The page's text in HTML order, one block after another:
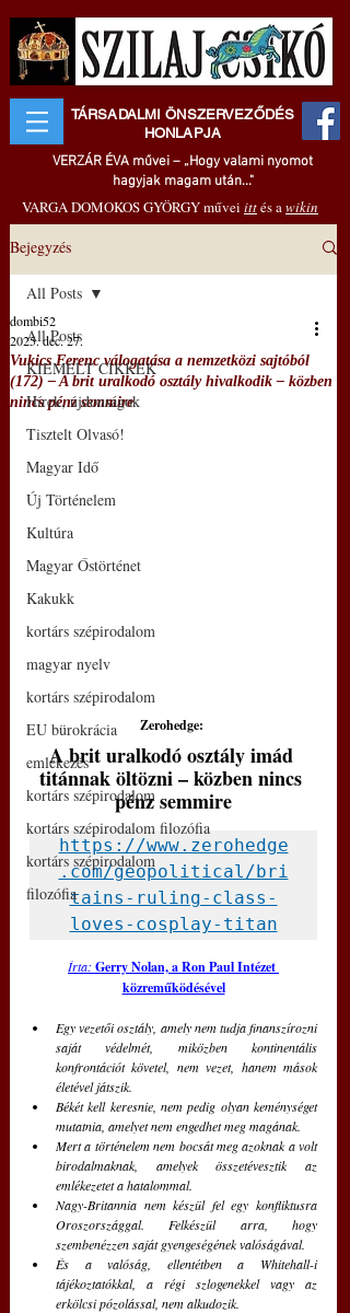
TÁRSADALMI ÖNSZERVEZŐDÉS
HONLAPJA
VERZÁR ÉVA művei – „Hogy valami nyomot
hagyjak magam után..."
VARGA DOMOKOS GYÖRGY művei ittés awikin
Bejegyzés
All Posts
KIEMELT CIKKEK
Hírek, újdonságok
Tisztelt Olvasó!
Magyar Idő
Új Történelem
Kultúra
Magyar Őstörténet
Kakukk
kortárs szépirodalom
magyar nyelv
kortárs szépirodalom
EU bürokrácia
emlékezés
kortárs szépirodalom
kortárs szépirodalom filozófia
kortárs szépirodalom
filozófia
All Posts
Vukics Ferenc válogatása a nemzetközi sajtóból
(172) – A brit uralkodó osztály hivalkodik – közben
nincs pénz semmire
dombi52
2025. dec. 27.
Zerohedge:
A brit uralkodó osztály imád
titánnak öltözni – közben nincs
pénz semmire
https://www.zerohedge
.com/geopolitical/bri
tains-ruling-class-
loves-cosplay-titan
Írta: Gerry Nolan, a Ron Paul Intézet
közreműködésével
Egy vezetői osztály, amely nem tudja finanszírozni
saját védelmét, miközben kontinentális
konfrontációt követel, nem vezet, hanem mások
életével játszik.
Békét kell keresnie, nem pedig olyan keménységet
mutatnia, amelyet nem engedhet meg magának.
Mert a történelem nem bocsát meg azoknak a volt
birodalmaknak, amelyek összetévesztik az
emlékezetet a hatalommal.
Nagy-Britannia nem készül fel egy konfliktusra
Oroszországgal. Felkészül arra, hogy
szembenézzen saját gyengeségének valóságával.
És a valóság, ellentétben a Whitehall-i
tájékoztatókkal, a régi szlogenekkel vagy az
erkölcsi pózolással, nem alkudozik.